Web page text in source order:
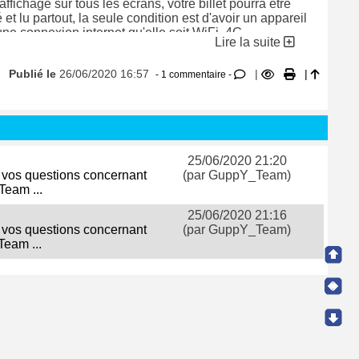
sur tous les écrans, votre billet pourra être
et lu partout, la seule condition est d'avoir un appareil
connexion internet qu'elle soit WiFi, 4G...
fera le reste, mais l'important étant le contenu, c'est à
classer vos billets par catégories, accepter les
nous semble préférable de sélectionner Confirmation
ne serait-ce que pour éviter les contenus
Lire la suite
Publié le 26/06/2020 16:57 - 1 commentaire - | |
questions concernant
...
25/06/2020 21:20
(par GuppY_Team)
questions concernant
...
25/06/2020 21:16
(par GuppY_Team)